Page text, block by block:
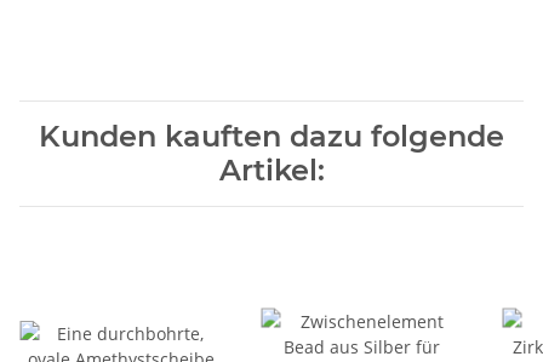
Kunden kauften dazu folgende
Artikel: